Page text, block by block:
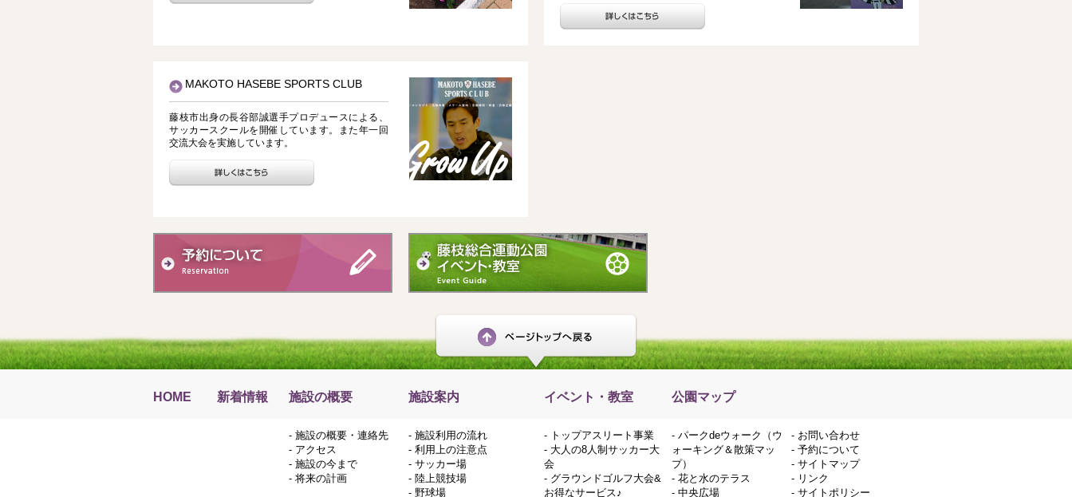
MAKOTO HASEBE SPORTS CLUB
藤枝市出身の長谷部誠選手プロデュースによる、
サッカースクールを開催しています。また年一回
交流大会を実施しています。
HOME 新着情報 施設の概要 施設案内 イベント・教室 公園マップ
- 施設の概要・連絡先
- アクセス
- 施設の今まで
- 将来の計画
- 施設利用の流れ
- 利用上の注意点
- サッカー場
- 陸上競技場
- 野球場
- トップアスリート事業
- 大人の8人制サッカー大
会
- グラウンドゴルフ大会&
お得なサービス♪
- パークdeウォーク（ウ
ォーキング＆散策マッ
プ）
- 花と水のテラス
- 中央広場
- お問い合わせ
- 予約について
- サイトマップ
- リンク
- サイトポリシー